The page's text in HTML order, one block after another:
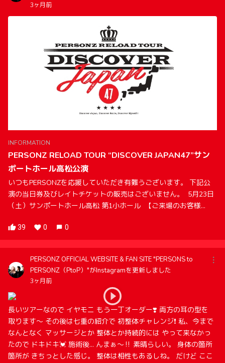
3ヶ月前
INFORMATION
PERSONZ RELOAD TOUR “DISCOVER JAPAN47”サン
ポートホール高松公演
いつもPERSONZを応援していただき有難うございます。 下記公
演の当日券及びレイトチケットの販売はございません。 5月23日
（土）サンポートホール高松 第1小ホール 【ご来場のお客様...
39 0 0
PERSONZ OFFICIAL WEBSITE & FAN SITE "PERSONS to
PERSONZ（PtoP）"がInstagramを更新しました
3ヶ月前
長いツアーなので イヤモニ もう一丁オーダー❣️ 両方の耳の型を
取ります〜 その後は七重の紹介で 初整体チャレンジ❗️ 私、今まで
なんとなく マッサージとか 整体とか持続的には やって来なかっ
たので ドキドキ💓 施術後… んまぁ〜‼️ 素晴らしい。 身体の箇所
箇所が きちっとした感じ。 整体は相性もあるしね。 だけど ここ